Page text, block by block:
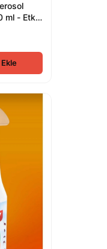
ml - Etkili